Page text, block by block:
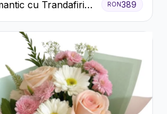
cu Trandafiri
rose
RON389